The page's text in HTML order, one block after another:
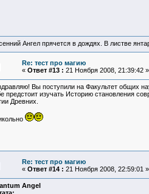
Ангел прячется в дождях. В листве
Re: тест про магию
« Ответ #13 : 21 Ноября 2008, 21:39:42 »
Вы поступили на Факультет общих
предстоит изучать Историю становления
Древних.
Re: тест про магию
« Ответ #14 : 21 Ноября 2008, 22:59:01 »
Angel